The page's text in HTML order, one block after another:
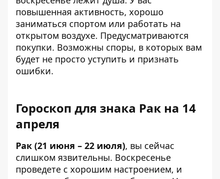
повышенная активность, хорошо
заниматься спортом или работать на
открытом воздухе. Предусматриваются
покупки. Возможны споры, в которых вам
будет не просто уступить и признать
ошибки.
Гороскоп для знака Рак на 14
апреля
Рак (21 июня – 22 июля), вы сейчас
слишком язвительны. Воскресенье
проведете с хорошим настроением, и